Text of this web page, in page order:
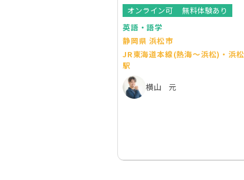
オンライン可
無料体験あり
英語・語学
静岡県 浜松市
JR東海道本線(熱海～浜松)・浜松
駅
横山 元